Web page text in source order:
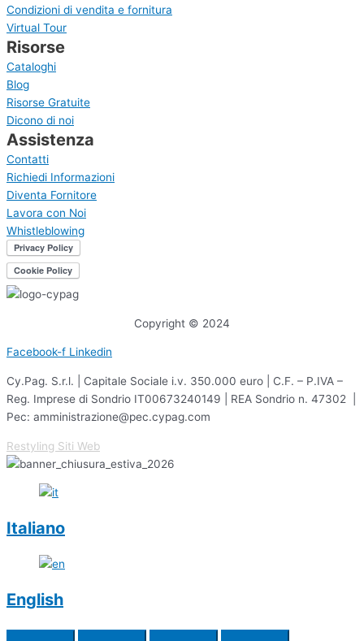
Condizioni di vendita e fornitura
Virtual Tour
Risorse
Cataloghi
Blog
Risorse Gratuite
Dicono di noi
Assistenza
Contatti
Richiedi Informazioni
Diventa Fornitore
Lavora con Noi
Whistleblowing
Copyright © 2024
Facebook-f Linkedin
Cy.Pag. S.r.l. | Capitale Sociale i.v. 350.000 euro | C.F. – P.IVA –
Reg. Imprese di Sondrio IT00673240149 | REA Sondrio n. 47302 |
Pec: amministrazione@pec.cypag.com
Restyling Siti Web
Italiano
English